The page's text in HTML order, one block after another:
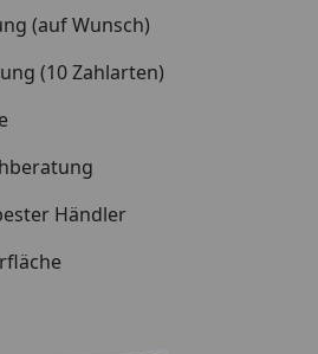
Fallrohr
Verbindungselemente
Silikonkartusche
25 x 170 x 25 cm, 12,5
(auf Wunsch)
(10 Zahlarten)
Händler